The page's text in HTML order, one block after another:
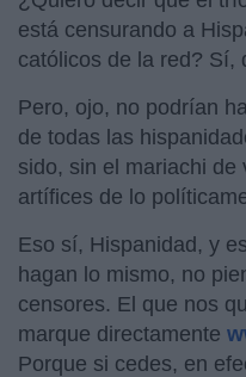
está censurando a
católicos de la red? Sí,
Pero, ojo, no podrían
de todas las
sido, sin el mariachi de
artífices de lo
Eso sí, Hispanidad, y
hagan lo mismo, no
censores. El que nos
marque directamente
Porque si cedes, en